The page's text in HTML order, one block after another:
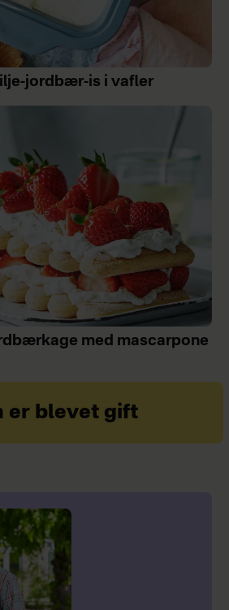
jordbær-is i vafler
med mascarpone
er blevet gift